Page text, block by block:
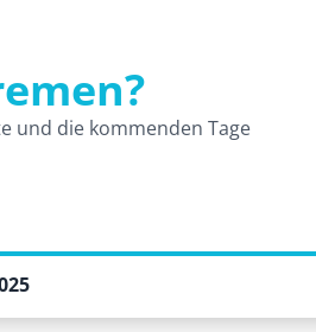
und die kommenden Tage